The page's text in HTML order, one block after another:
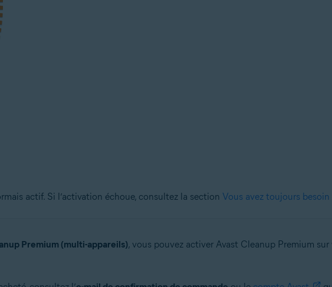
actif. Si l’activation échoue, consultez la section Vous avez toujours besoin
Premium (multi-appareils), vous pouvez activer Avast Cleanup Premium